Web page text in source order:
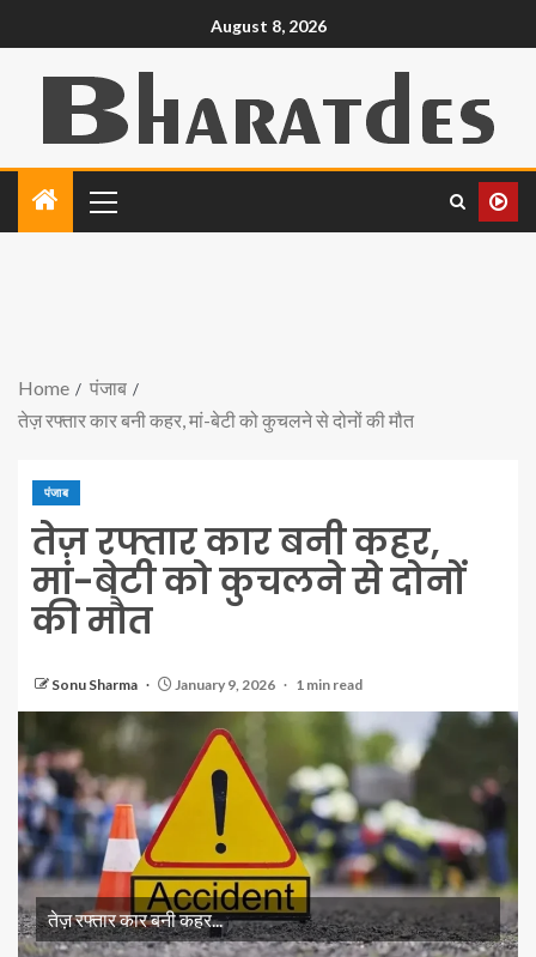
August 8, 2026
Home
पंजाब
तेज़ रफ्तार कार बनी कहर, मां-बेटी को कुचलने से दोनों की मौत
पंजाब
तेज़ रफ्तार कार बनी कहर,
मां-बेटी को कुचलने से दोनों
की मौत
Sonu Sharma January 9, 2026 1 min read
तेज़ रफ्तार कार बनी कहर...